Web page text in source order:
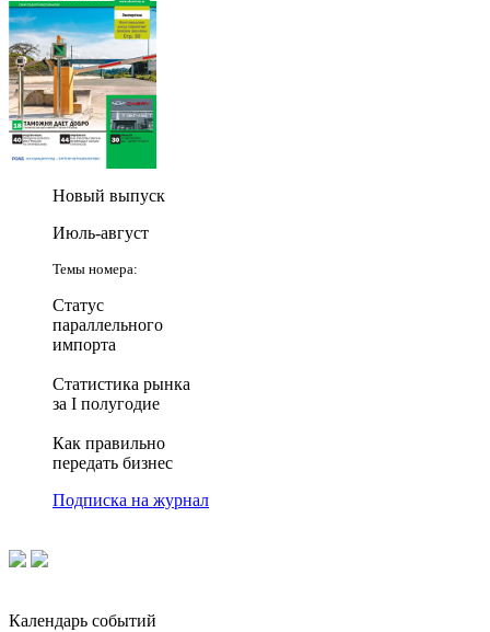
Новый выпуск
Июль-август
Темы номера:
Статус
параллельного
импорта
Статистика рынка
за I полугодие
Как правильно
передать бизнес
Подписка на журнал
Календарь событий